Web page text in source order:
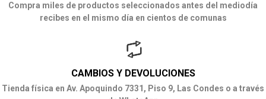
Compra miles de productos seleccionados antes del mediodía
recibes en el mismo día en cientos de comunas
CAMBIOS Y DEVOLUCIONES
Tienda física en Av. Apoquindo 7331, Piso 9, Las Condes o a través